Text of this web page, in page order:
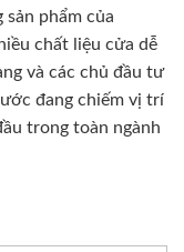
phẩm của
chất liệu cửa dễ
và các chủ đầu tư
đang chiếm vị trí
trong toàn ngành